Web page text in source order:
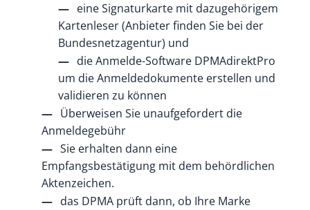
eine Signaturkarte mit dazugehörigem
Kartenleser (Anbieter finden Sie bei der
Bundesnetzagentur) und
die Anmelde-Software DPMAdirektPro
um die Anmeldedokumente erstellen und
validieren zu können
Überweisen Sie unaufgefordert die
Anmeldegebühr
Sie erhalten dann eine
Empfangsbestätigung mit dem behördlichen
Aktenzeichen.
das DPMA prüft dann, ob Ihre Marke